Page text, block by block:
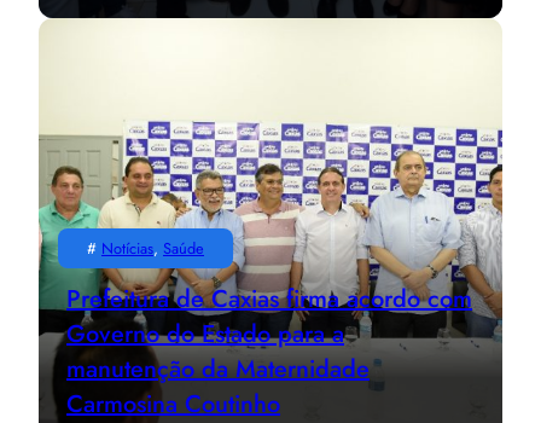
# Notícias, Saúde
Prefeitura de Caxias firma acordo com
Governo do Estado para a
manutenção da Maternidade
Carmosina Coutinho